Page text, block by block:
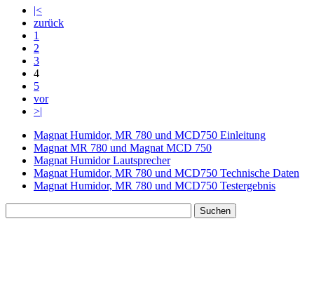
|<
zurück
1
2
3
4
5
vor
>|
Magnat Humidor, MR 780 und MCD750 Einleitung
Magnat MR 780 und Magnat MCD 750
Magnat Humidor Lautsprecher
Magnat Humidor, MR 780 und MCD750 Technische Daten
Magnat Humidor, MR 780 und MCD750 Testergebnis